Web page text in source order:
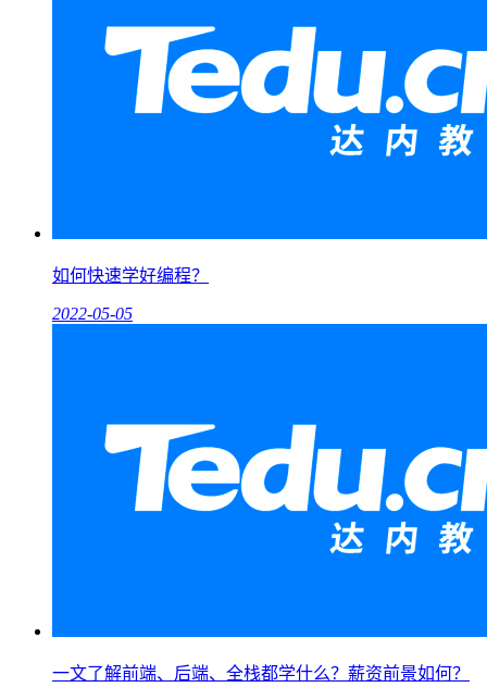
如何快速学好编程？
2022-05-05
一文了解前端、后端、全栈都学什么？薪资前景如何？